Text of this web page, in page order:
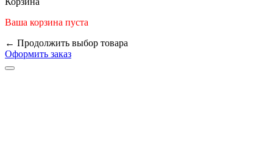
Ваша корзина пуста
← Продолжить выбор товара
Оформить заказ